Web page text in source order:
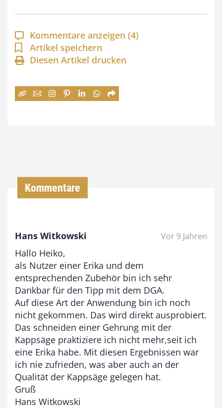
p
a
n
n
:
9
3
,
0
0
€
Kommentare anzeigen (4)
Artikel speichern
Diesen Artikel drucken
Kommentare
Hans Witkowski Vor 9 Jahren
Hallo Heiko,
als Nutzer einer Erika und dem
entsprechenden Zubehör bin ich sehr
Dankbar für den Tipp mit dem DGA.
Auf diese Art der Anwendung bin ich noch
nicht gekommen. Das wird direkt ausprobiert.
Das schneiden einer Gehrung mit der
Kappsäge praktiziere ich nicht mehr,seit ich
eine Erika habe. Mit diesen Ergebnissen war
ich nie zufrieden, was aber auch an der
Qualität der Kappsäge gelegen hat.
Gruß
Hans Witkowski